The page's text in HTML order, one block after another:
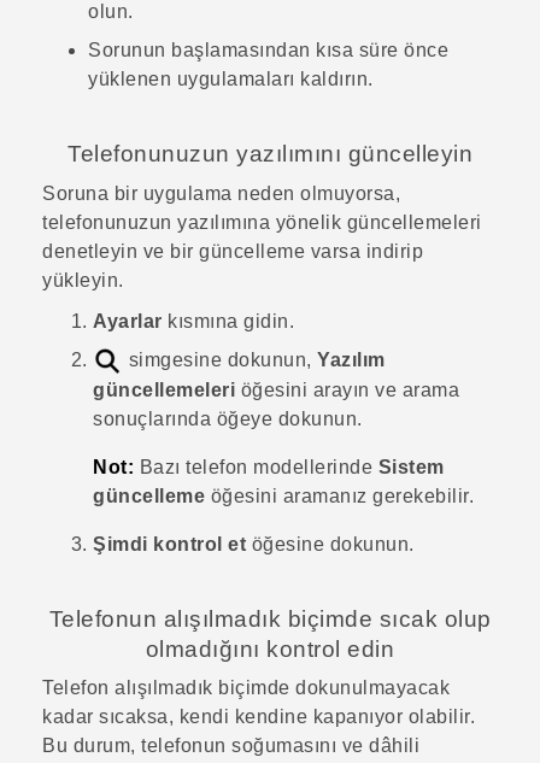
olun.
Sorunun başlamasından kısa süre önce
yüklenen uygulamaları kaldırın.
Telefonunuzun yazılımını güncelleyin
Soruna bir uygulama neden olmuyorsa,
telefonunuzun yazılımına yönelik güncellemeleri
denetleyin ve bir güncelleme varsa indirip
yükleyin.
Ayarlar kısmına gidin.
simgesine dokunun, Yazılım
güncellemeleri öğesini arayın ve arama
sonuçlarında öğeye dokunun.
Not: Bazı telefon modellerinde Sistem
güncelleme öğesini aramanız gerekebilir.
Şimdi kontrol et öğesine dokunun.
Telefonun alışılmadık biçimde sıcak olup
olmadığını kontrol edin
Telefon alışılmadık biçimde dokunulmayacak
kadar sıcaksa, kendi kendine kapanıyor olabilir.
Bu durum, telefonun soğumasını ve dâhili